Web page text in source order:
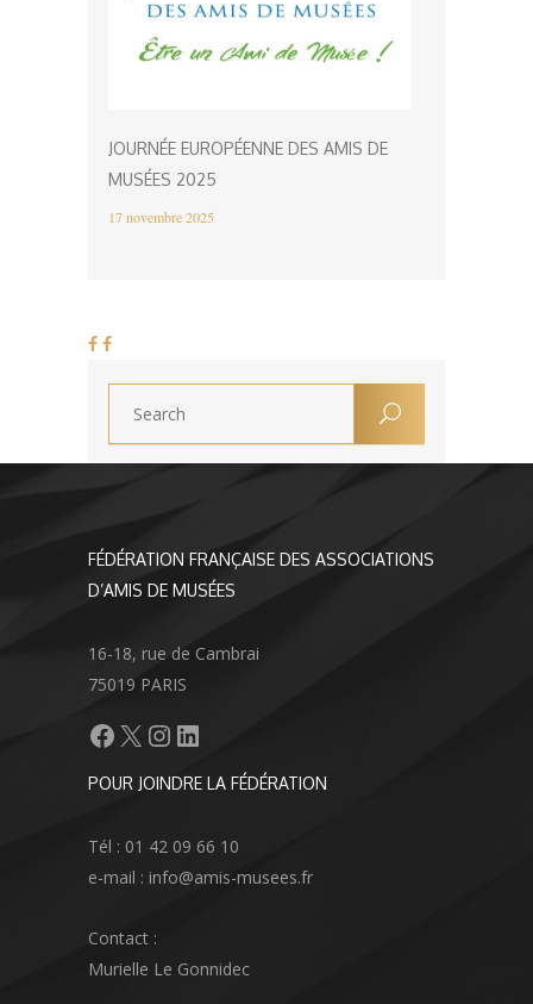
JOURNÉE EUROPÉENNE DES AMIS DE
MUSÉES 2025
17 novembre 2025
FÉDÉRATION FRANÇAISE DES ASSOCIATIONS
D’AMIS DE MUSÉES
16-18, rue de Cambrai
75019 PARIS
Facebook
X Instagram
LinkedIn
POUR JOINDRE LA FÉDÉRATION
Tél : 01 42 09 66 10
e-mail : info@amis-musees.fr
Contact :
Murielle Le Gonnidec